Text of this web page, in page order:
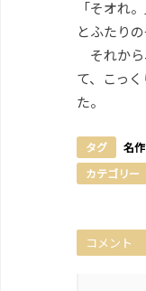
「そオれ。
とふたり
それから
て、こっ
た。
タグ
名作
カテゴリー
コメント